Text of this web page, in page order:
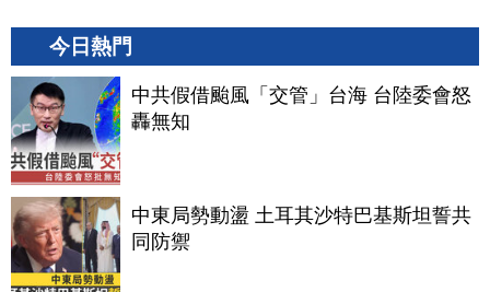
今日熱門
中共假借颱風「交管」台海 台陸委會怒
轟無知
中東局勢動盪 土耳其沙特巴基斯坦誓共
同防禦